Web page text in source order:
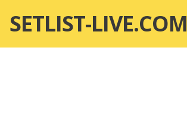
テ
SETLIST-LIVE.COM